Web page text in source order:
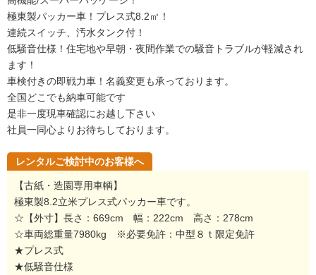
極東製パッカー車！プレス式8.2㎥！
連続スイッチ、汚水タンク付！
低騒音仕様！住宅地や早朝・夜間作業での騒音トラブルが軽減され
ます！
車検付きの即戦力車！名義変更も承っております。
全国どこでも納車可能です
是非一度現車確認にお越し下さい
社員一同心よりお待ちしております。
レンタルご検討中のお客様へ
【古紙・造園専用車輌】
極東製8.2立米プレス式パッカー車です。
☆【外寸】長さ：669cm 幅：222cm 高さ：278cm
☆車両総重量7980kg ※必要免許：中型８ｔ限定免許
★プレス式
★低騒音仕様